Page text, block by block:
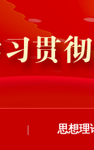
思想理
|